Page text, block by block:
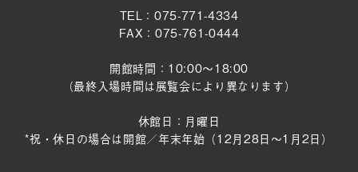
TEL：075-771-4334
FAX：075-761-0444
開館時間：10:00～18:00
（最終入場時間は展覧会により異なります）
休館日：月曜日
*祝・休日の場合は開館／年末年始（12月28日〜1月2日）